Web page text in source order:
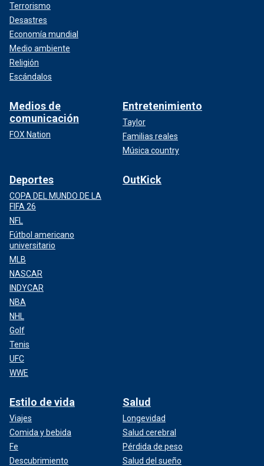
Terrorismo
Desastres
Economía mundial
Medio ambiente
Religión
Escándalos
Medios de
comunicación
FOX Nation
Entretenimiento
Taylor
Familias reales
Música country
Deportes
COPA DEL MUNDO DE LA
FIFA 26
NFL
Fútbol americano
universitario
MLB
NASCAR
INDYCAR
NBA
NHL
Golf
Tenis
UFC
WWE
OutKick
Estilo de vida
Viajes
Comida y bebida
Fe
Descubrimiento
Salud
Longevidad
Salud cerebral
Pérdida de peso
Salud del sueño